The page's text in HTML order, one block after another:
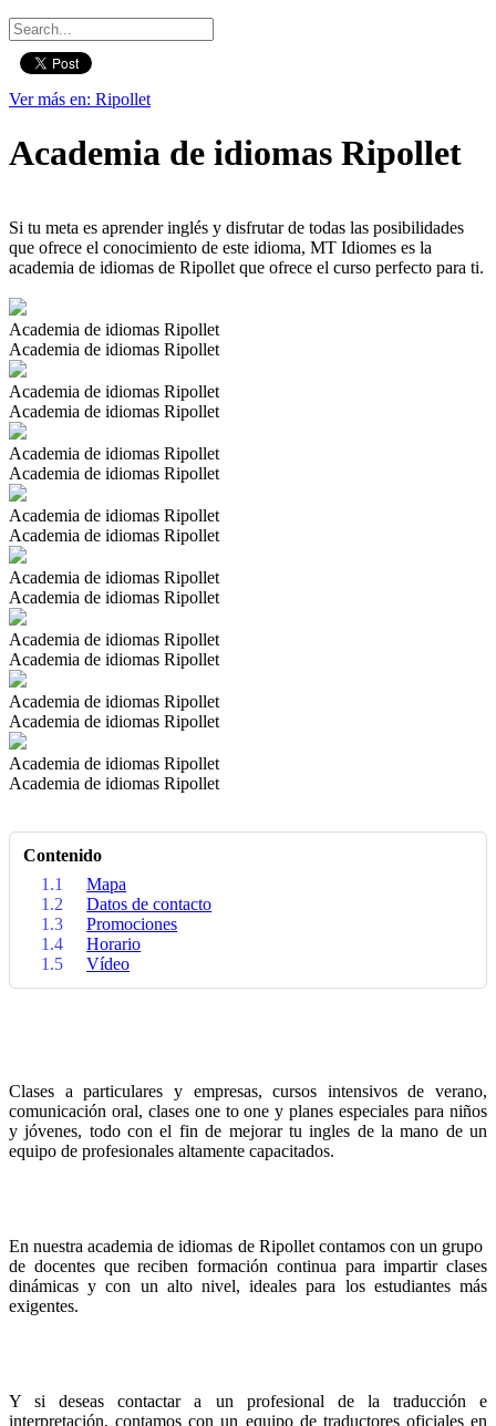
Ver más en: Ripollet
Academia de idiomas Ripollet
Si tu meta es aprender inglés y disfrutar de todas las posibilidades
que ofrece el conocimiento de este idioma, MT Idiomes es la
academia de idiomas de Ripollet que ofrece el curso perfecto para ti.
Academia de idiomas Ripollet
Academia de idiomas Ripollet
Academia de idiomas Ripollet
Academia de idiomas Ripollet
Academia de idiomas Ripollet
Academia de idiomas Ripollet
Academia de idiomas Ripollet
Academia de idiomas Ripollet
Academia de idiomas Ripollet
Academia de idiomas Ripollet
Academia de idiomas Ripollet
Academia de idiomas Ripollet
Academia de idiomas Ripollet
Academia de idiomas Ripollet
Academia de idiomas Ripollet
Academia de idiomas Ripollet
Contenido
1.1
Mapa
1.2
Datos de contacto
1.3
Promociones
1.4
Horario
1.5
Vídeo
Clases a particulares y empresas, cursos intensivos de verano,
comunicación oral, clases one to one y planes especiales para niños
y jóvenes, todo con el fin de mejorar tu ingles de la mano de un
equipo de profesionales altamente capacitados.
En nuestra academia de idiomas de Ripollet contamos con un grupo
de docentes que reciben formación continua para impartir clases
dinámicas y con un alto nivel, ideales para los estudiantes más
exigentes.
Y si deseas contactar a un profesional de la traducción e
interpretación, contamos con un equipo de traductores oficiales en